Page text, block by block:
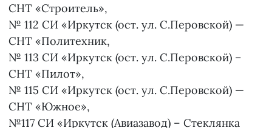
СНТ «Строитель»,
№ 112 СИ «Иркутск (ост. ул. С.Перовской) —
СНТ «Политехник,
№ 113 СИ «Иркутск (ост. ул. С.Перовской) –
СНТ «Пилот»,
№ 115 СИ «Иркутск (ост. ул. С.Перовской) —
СНТ «Южное»,
№117 СИ «Иркутск (Авиазавод) – Стеклянка